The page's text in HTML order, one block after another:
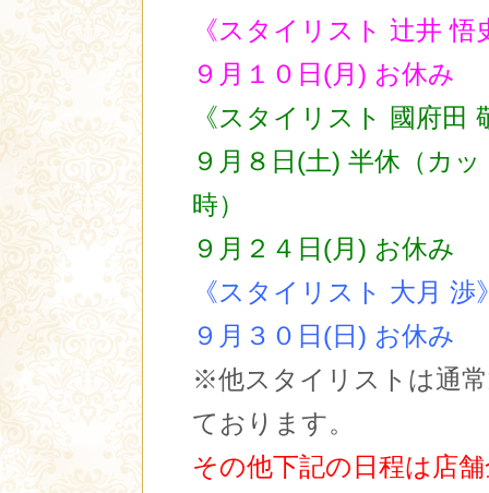
《スタイリスト 辻井 悟
９月１０日(月) お休み
《スタイリスト 國府田
９月８日(土) 半休（カ
時）
９月２４日(月) お休み
《スタイリスト 大月 渉
９月３０日(日) お休み
※他スタイリストは通
ております。
その他下記の日程は店